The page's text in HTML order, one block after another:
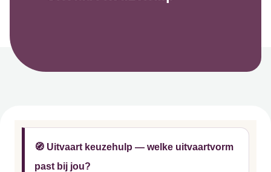
🧭 Uitvaart keuzehulp — welke uitvaartvorm
past bij jou?